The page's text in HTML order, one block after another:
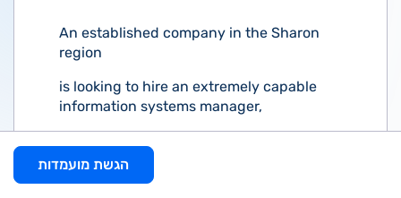
An established company in the Sharon
region
is looking to hire an extremely capable
information systems manager,
Responsibility for the management of all
הגשת מועמדות